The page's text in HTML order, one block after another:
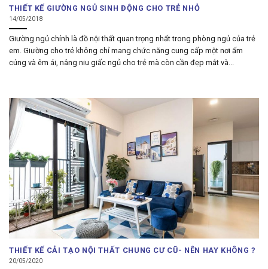
THIẾT KẾ GIƯỜNG NGỦ SINH ĐỘNG CHO TRẺ NHỎ
14/05/2018
Giường ngủ chính là đồ nội thất quan trọng nhất trong phòng ngủ của trẻ
em. Giường cho trẻ không chỉ mang chức năng cung cấp một nơi ấm
cúng và êm ái, nâng niu giấc ngủ cho trẻ mà còn cần đẹp mắt và...
THIẾT KẾ CẢI TẠO NỘI THẤT CHUNG CƯ CŨ- NÊN HAY KHÔNG ?
20/05/2020